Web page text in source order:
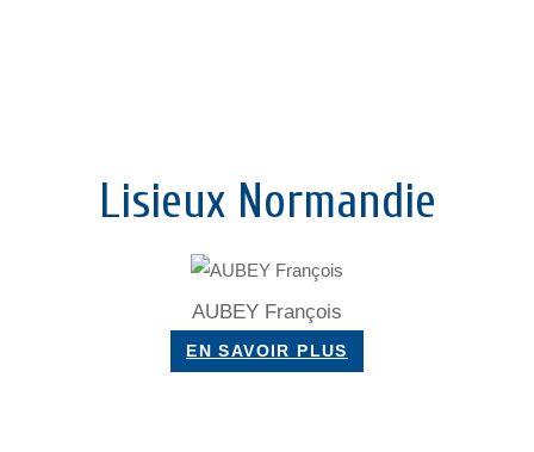
Lisieux Normandie
AUBEY François
EN SAVOIR PLUS